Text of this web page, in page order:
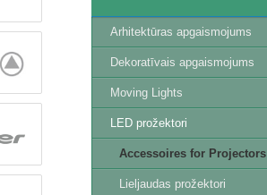
Arhitektūras apgaismojums
Dekoratīvais apgaismojums
Moving Lights
LED prožektori
Accessoires for Projectors
Lieljaudas prožektori